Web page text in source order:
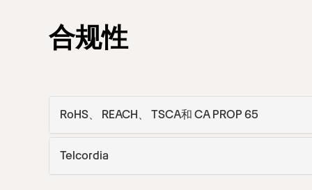
合规性
RoHS、 REACH、 TSCA和 CA PROP 65
Telcordia